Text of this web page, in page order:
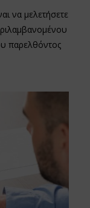
να μελετήσετε
παρελθόντος